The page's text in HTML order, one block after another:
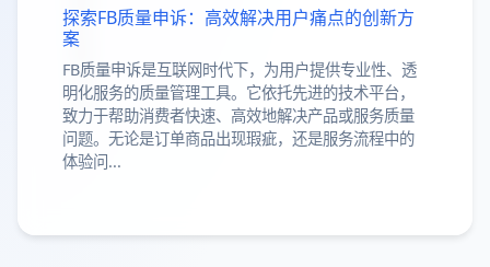
探索FB质量申诉：高效解决用户痛点的创新方
案
FB质量申诉是互联网时代下，为用户提供专业性、透
明化服务的质量管理工具。它依托先进的技术平台，
致力于帮助消费者快速、高效地解决产品或服务质量
问题。无论是订单商品出现瑕疵，还是服务流程中的
体验问...